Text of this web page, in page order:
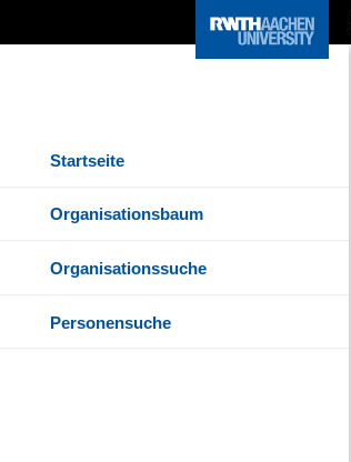
Startseite
Organisationsbaum
Organisationssuche
Personensuche